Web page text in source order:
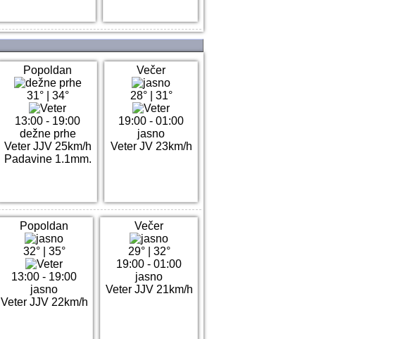
Popoldan
31°| 34°
13:00 - 19:00
dežne prhe
Veter JJV 25km/h
Padavine 1.1mm.
Večer
28°| 31°
19:00 - 01:00
jasno
Veter JV 23km/h
Popoldan
32°| 35°
13:00 - 19:00
jasno
Veter JJV 22km/h
Večer
29°| 32°
19:00 - 01:00
jasno
Veter JJV 21km/h